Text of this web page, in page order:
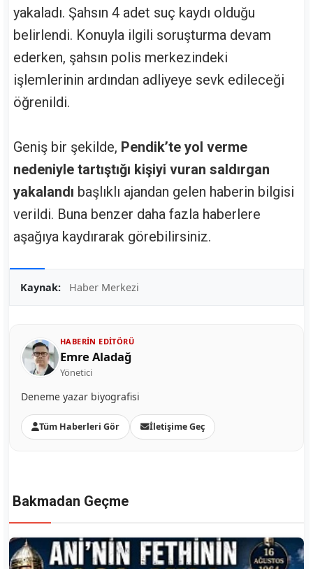
yakaladı. Şahsın 4 adet suç kaydı olduğu
belirlendi. Konuyla ilgili soruşturma devam
ederken, şahsın polis merkezindeki
işlemlerinin ardından adliyeye sevk edileceği
öğrenildi.
Geniş bir şekilde, Pendik’te yol verme
nedeniyle tartıştığı kişiyi vuran saldırgan
yakalandı başlıklı ajandan gelen haberin bilgisi
verildi. Buna benzer daha fazla haberlere
aşağıya kaydırarak görebilirsiniz.
Kaynak: Haber Merkezi
HABERIN EDITÖRÜ
Emre Aladağ
Yönetici
Deneme yazar biyografisi
Tüm Haberleri Gör İletişime Geç
Bakmadan Geçme